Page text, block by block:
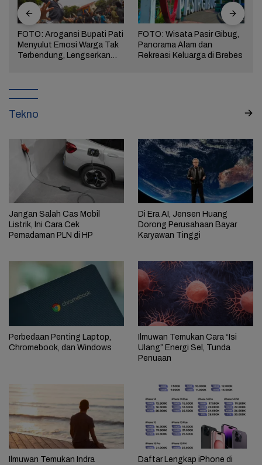
FOTO: Arogansi Bupati Pati
Menyulut Emosi Warga Tak
Terbendung, Lengserkan
FOTO: Wisata Pasir Gibug,
Panorama Alam dan
Rekreasi Keluarga di Brebes
Tekno
Jangan Salah Cas Mobil
Listrik, Ini Cara Cek
Pemadaman PLN di HP
Di Era AI, Jensen Huang
Dorong Perusahaan Bayar
Karyawan Tinggi
Perbedaan Penting Laptop,
Chromebook, dan Windows
Ilmuwan Temukan Cara “Isi
Ulang” Energi Sel, Tunda
Penuaan
Ilmuwan Temukan Indra
Daftar Lengkap iPhone di